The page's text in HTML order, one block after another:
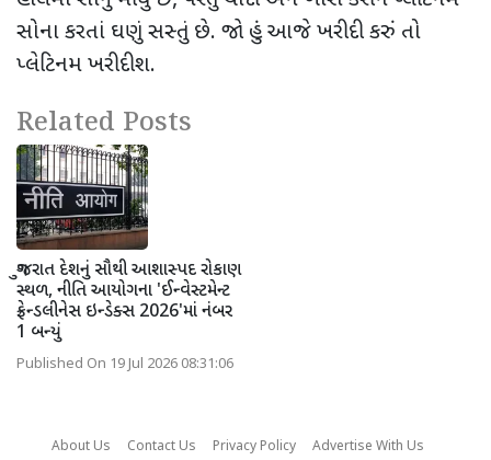
સોના કરતાં ઘણું સસ્તું છે. જો હું આજે ખરીદી કરું તો
પ્લેટિનમ ખરીદીશ.
Related Posts
ગુજરાત દેશનું સૌથી આશાસ્પદ રોકાણ
સ્થળ, નીતિ આયોગના 'ઈન્વેસ્ટમેન્ટ
ફ્રેન્ડલીનેસ ઇન્ડેક્સ 2026'માં નંબર
1 બન્યું
Published On 19 Jul 2026 08:31:06
About Us Contact Us Privacy Policy Advertise With Us